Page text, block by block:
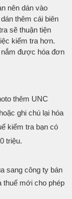
nên dán vào
thêm cái biên
sẽ thuận tiện
kiểm tra hơn.
được hóa đơn
thêm UNC
ghi chú lại hóa
kiểm tra bạn có
triệu.
sang công ty bán
thuế mới cho phép